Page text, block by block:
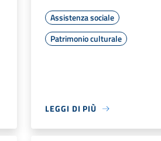
Assistenza sociale
Patrimonio culturale
LEGGI DI PIÙ